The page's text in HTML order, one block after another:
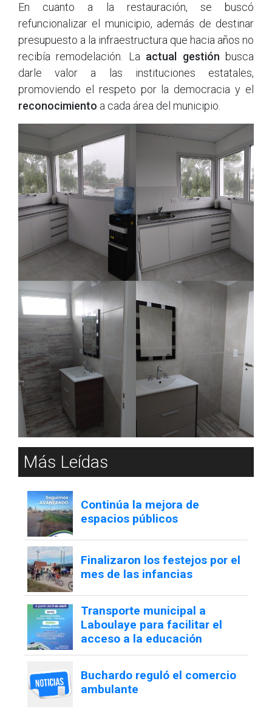
En cuanto a la restauración, se buscó
refuncionalizar el municipio, además de destinar
presupuesto a la infraestructura que hacia años no
recibía remodelación. La actual gestión busca
darle valor a las instituciones estatales,
promoviendo el respeto por la democracia y el
reconocimiento a cada área del municipio.
Más Leídas